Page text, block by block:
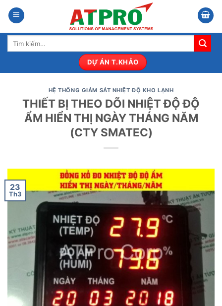
qua
nội
dung
Tìm
DỰ ÁN T.KHẢO
HỆ THỐNG GIÁM SÁT NHIỆT ĐỘ KHO LẠNH
THIẾT BỊ THEO DÕI NHIỆT ĐỘ ĐỘ
ẨM HIỂN THỊ NGÀY THÁNG NĂM
(CTY SMATEC)
23
Th3